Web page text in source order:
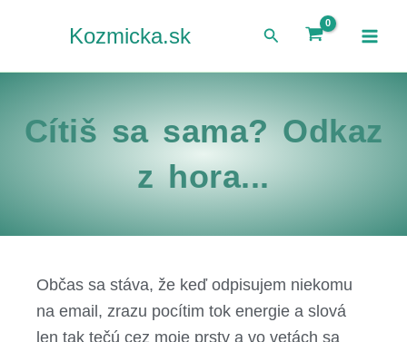
Kozmicka.sk Hľadať
Cítiš sa sama? Odkaz
z hora...
Občas sa stáva, že keď odpisujem niekomu
na email, zrazu pocítim tok energie a slová
len tak tečú cez moje prsty a vo vetách sa